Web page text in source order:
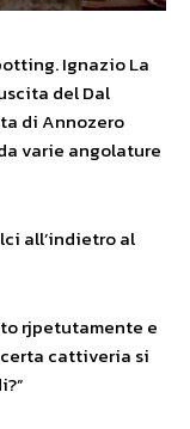
Ignazio La
del Dal
di Annozero
varie angolature
all’indietro al
rjpetutamente e
cattiveria si